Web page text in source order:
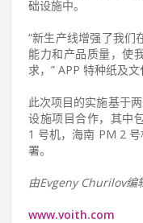
础设施中。
“新生产线增强了我们
能力和产品质量，使
求，” APP 特种纸及文
此次项目的实施基于
设施项目合作，其中
1 号机，海南 PM 2
署。
由Evgeny Churilov编
www.voith.com